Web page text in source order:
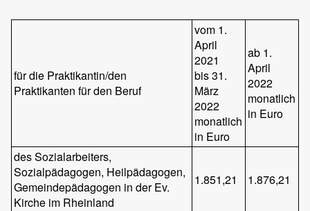
für die Praktikantin/den
Praktikanten für den Beruf
vom 1.
April
2021
bis 31.
März
2022
monatlich
in Euro
ab 1.
April
2022
monatlich
in Euro
des Sozialarbeiters,
Sozialpädagogen, Heilpädagogen,
Gemeindepädagogen in der Ev.
Kirche im Rheinland
1.851,21 1.876,21